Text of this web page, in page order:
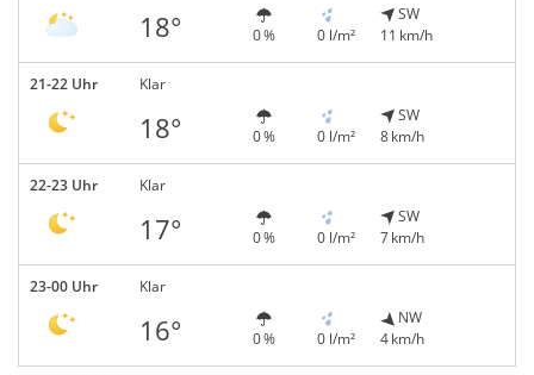
18° 0 % 0 l/m²
SW
11 km/h
21-22 Uhr Klar
18° 0 % 0 l/m²
SW
8 km/h
22-23 Uhr Klar
17° 0 % 0 l/m²
SW
7 km/h
23-00 Uhr Klar
16° 0 % 0 l/m²
NW
4 km/h